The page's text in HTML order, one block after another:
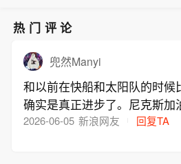
热门评论
兜然Manyi
和以前在快船和太阳队的时候
确实是真正进步了。尼克斯加
2026-06-05 新浪网友 回复TA